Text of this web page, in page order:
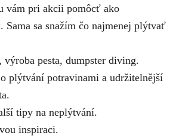
vám pri akcii pomôcť ako
Sama sa snažím čo najmenej plýtvať
výroba pesta, dumpster diving.
plýtvání potravinami a udržitelnější
tipy na neplýtvání.
inspiraci.